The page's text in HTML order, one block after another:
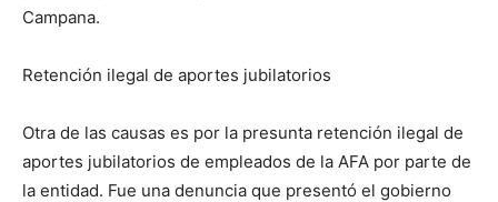
Campana.
Retención ilegal de aportes jubilatorios
Otra de las causas es por la presunta retención ilegal de
aportes jubilatorios de empleados de la AFA por parte de
la entidad. Fue una denuncia que presentó el gobierno